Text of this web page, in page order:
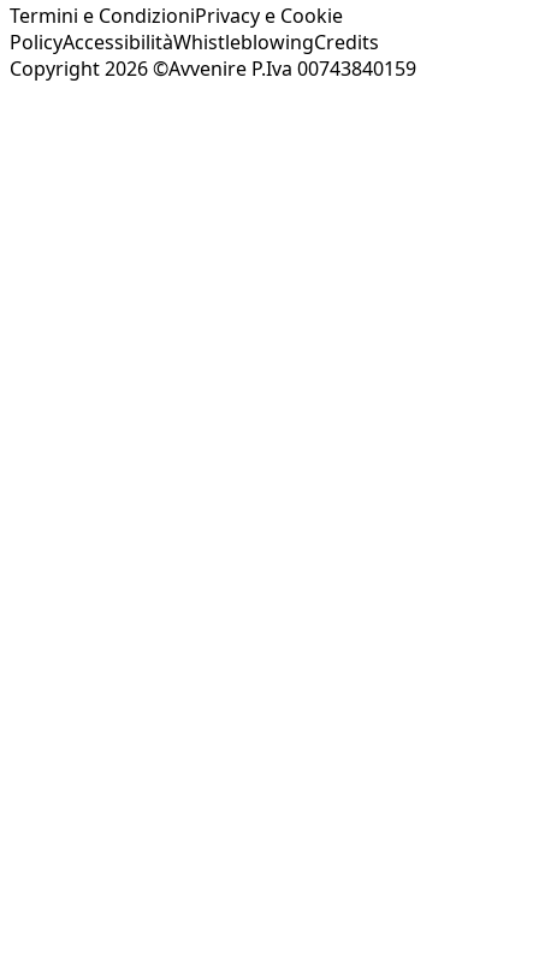
Termini e CondizioniPrivacy e Cookie
PolicyAccessibilitàWhistleblowingCredits
Copyright 2026 ©Avvenire P.Iva 00743840159